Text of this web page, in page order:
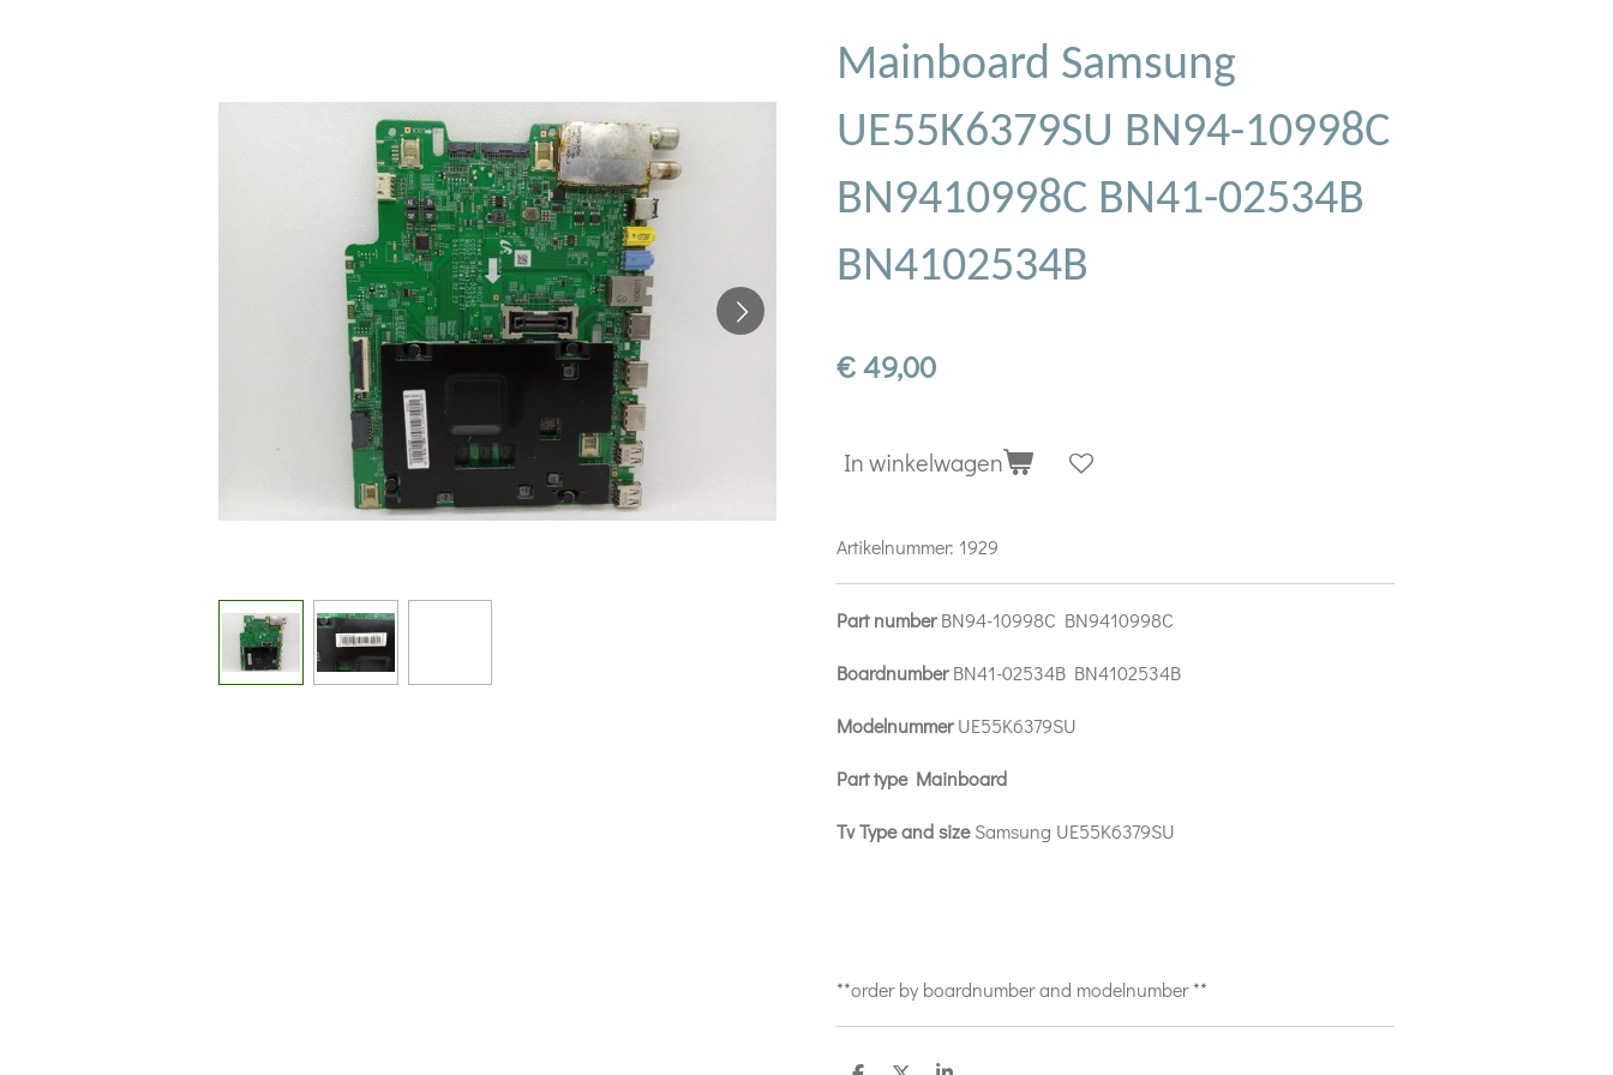
Mainboard Samsung
UE55K6379SU BN94-10998C
BN9410998C BN41-02534B
BN4102534B
€ 49,00
In winkelwagen
Artikelnummer: 1929
Part numberBN94-10998C BN9410998C
BoardnumberBN41-02534B BN4102534B
ModelnummerUE55K6379SU
Part type Mainboard
Tv Type and sizeSamsung UE55K6379SU
**order by boardnumber and modelnumber **